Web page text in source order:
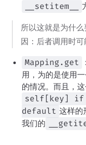
__setitem__
所以这就是为什
因：后者调用时
Mapping.get
用，为的是使用
的情况。而且，
self[key] if
default 这样的
我们的